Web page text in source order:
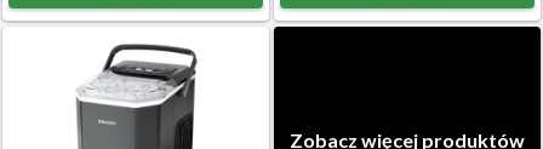
Zobacz więcej produktów